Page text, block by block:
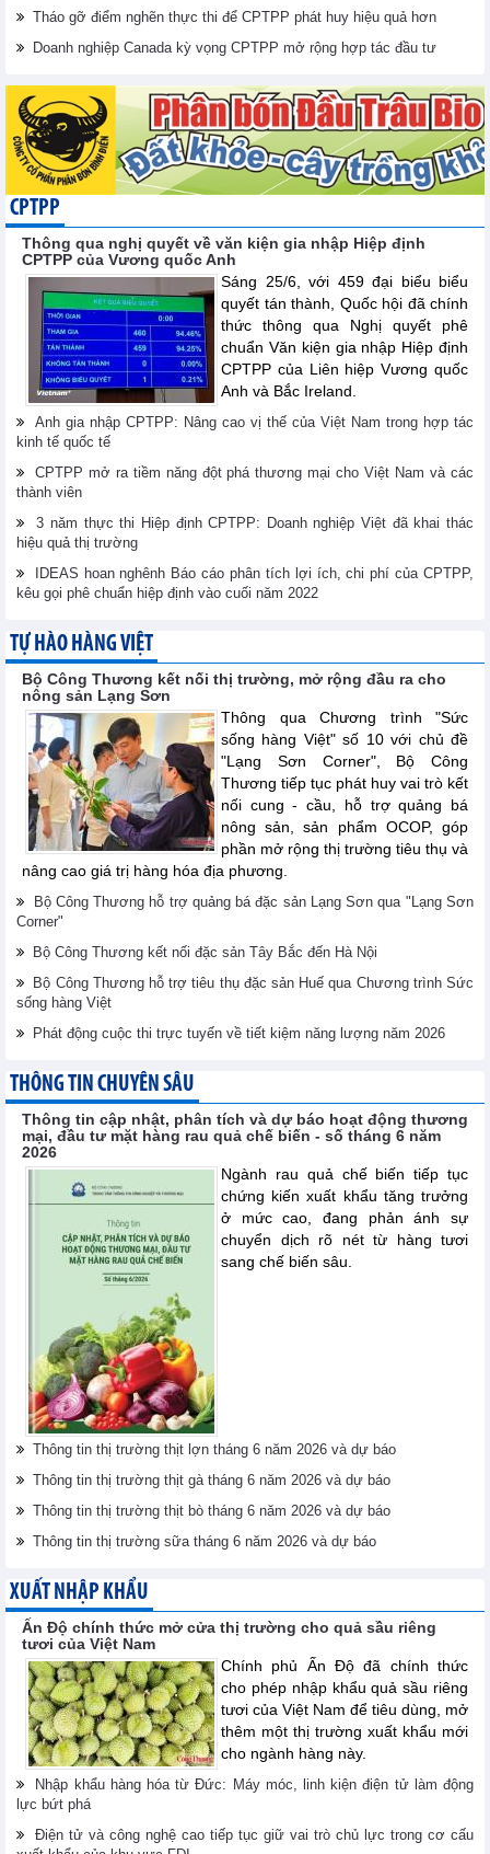
Tháo gỡ điểm nghẽn thực thi để CPTPP phát huy hiệu quả hơn
Doanh nghiệp Canada kỳ vọng CPTPP mở rộng hợp tác đầu tư
CPTPP
Thông qua nghị quyết về văn kiện gia nhập Hiệp định
CPTPP của Vương quốc Anh
Sáng 25/6, với 459 đại biểu biểu
quyết tán thành, Quốc hội đã chính
thức thông qua Nghị quyết phê
chuẩn Văn kiện gia nhập Hiệp định
CPTPP của Liên hiệp Vương quốc
Anh và Bắc Ireland.
Anh gia nhập CPTPP: Nâng cao vị thế của Việt Nam trong hợp tác
kinh tế quốc tế
CPTPP mở ra tiềm năng đột phá thương mại cho Việt Nam và các
thành viên
3 năm thực thi Hiệp định CPTPP: Doanh nghiệp Việt đã khai thác
hiệu quả thị trường
IDEAS hoan nghênh Báo cáo phân tích lợi ích, chi phí của CPTPP,
kêu gọi phê chuẩn hiệp định vào cuối năm 2022
TỰ HÀO HÀNG VIỆT
Bộ Công Thương kết nối thị trường, mở rộng đầu ra cho
nông sản Lạng Sơn
Thông qua Chương trình "Sức
sống hàng Việt" số 10 với chủ đề
"Lạng Sơn Corner", Bộ Công
Thương tiếp tục phát huy vai trò kết
nối cung - cầu, hỗ trợ quảng bá
nông sản, sản phẩm OCOP, góp
phần mở rộng thị trường tiêu thụ và
nâng cao giá trị hàng hóa địa phương.
Bộ Công Thương hỗ trợ quảng bá đặc sản Lạng Sơn qua "Lạng Sơn
Corner"
Bộ Công Thương kết nối đặc sản Tây Bắc đến Hà Nội
Bộ Công Thương hỗ trợ tiêu thụ đặc sản Huế qua Chương trình Sức
sống hàng Việt
Phát động cuộc thi trực tuyến về tiết kiệm năng lượng năm 2026
THÔNG TIN CHUYÊN SÂU
Thông tin cập nhật, phân tích và dự báo hoạt động thương
mại, đầu tư mặt hàng rau quả chế biến - số tháng 6 năm
2026
Ngành rau quả chế biến tiếp tục
chứng kiến xuất khẩu tăng trưởng
ở mức cao, đang phản ánh sự
chuyển dịch rõ nét từ hàng tươi
sang chế biến sâu.
Thông tin thị trường thịt lợn tháng 6 năm 2026 và dự báo
Thông tin thị trường thịt gà tháng 6 năm 2026 và dự báo
Thông tin thị trường thịt bò tháng 6 năm 2026 và dự báo
Thông tin thị trường sữa tháng 6 năm 2026 và dự báo
XUẤT NHẬP KHẨU
Ấn Độ chính thức mở cửa thị trường cho quả sầu riêng
tươi của Việt Nam
Chính phủ Ấn Độ đã chính thức
cho phép nhập khẩu quả sầu riêng
tươi của Việt Nam để tiêu dùng, mở
thêm một thị trường xuất khẩu mới
cho ngành hàng này.
Nhập khẩu hàng hóa từ Đức: Máy móc, linh kiện điện tử làm động
lực bứt phá
Điện tử và công nghệ cao tiếp tục giữ vai trò chủ lực trong cơ cấu